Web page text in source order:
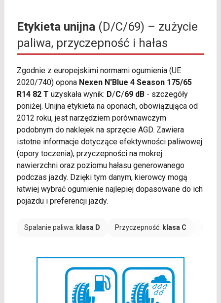
Etykieta unijna(D/C/69) – zużycie
paliwa, przyczepność i hałas
Zgodnie z europejskimi normami ogumienia (UE
2020/740) opona Nexen N'Blue 4 Season 175/65
R14 82 T uzyskała wynik: D/C/69 dB- szczegóły
poniżej. Unijna etykieta na oponach, obowiązująca od
2012 roku, jest narzędziem porównawczym
podobnym do naklejek na sprzęcie AGD. Zawiera
istotne informacje dotyczące efektywności paliwowej
(opory toczenia), przyczepności na mokrej
nawierzchni oraz poziomu hałasu generowanego
podczas jazdy. Dzięki tym danym, kierowcy mogą
łatwiej wybrać ogumienie najlepiej dopasowane do ich
pojazdu i preferencji jazdy.
Spalanie paliwa: klasa D Przyczepność: klasa C